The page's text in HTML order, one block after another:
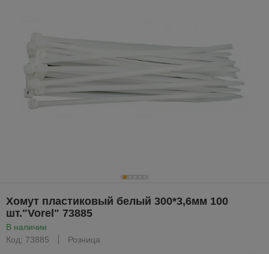
Хомут пластиковый белый 300*3,6мм 100
шт."Vorel" 73885
В наличии
Код: 73885
Розница